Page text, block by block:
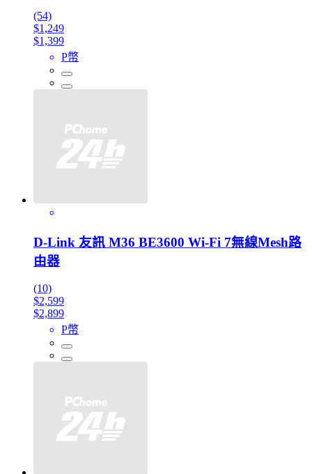
(54)
$1,249
$1,399
P幣
D-Link 友訊 M36 BE3600 Wi-Fi 7無線Mesh路
由器
(10)
$2,599
$2,899
P幣